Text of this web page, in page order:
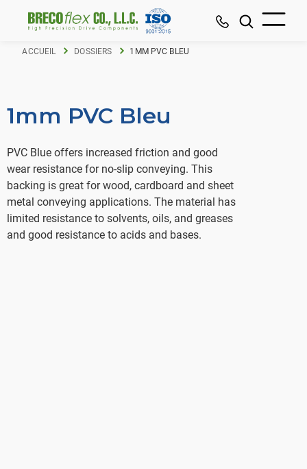
ACCUEIL DOSSIERS 1MM PVC BLEU
1mm PVC Bleu
PVC Blue offers increased friction and good
wear resistance for no-slip conveying. This
backing is great for wood, cardboard and sheet
metal conveying applications. The material has
limited resistance to solvents, oils, and greases
and good resistance to acids and bases.